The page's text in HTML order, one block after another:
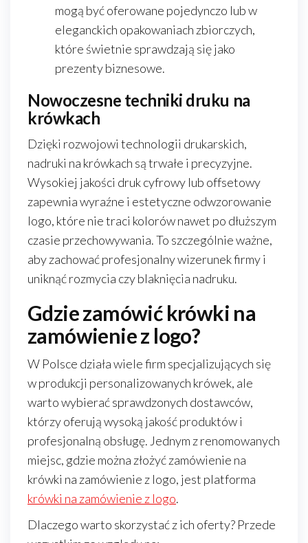
mogą być oferowane pojedynczo lub w
eleganckich opakowaniach zbiorczych,
które świetnie sprawdzają się jako
prezenty biznesowe.
Nowoczesne techniki druku na
krówkach
Dzięki rozwojowi technologii drukarskich,
nadruki na krówkach są trwałe i precyzyjne.
Wysokiej jakości druk cyfrowy lub offsetowy
zapewnia wyraźne i estetyczne odwzorowanie
logo, które nie traci kolorów nawet po dłuższym
czasie przechowywania. To szczególnie ważne,
aby zachować profesjonalny wizerunek firmy i
uniknąć rozmycia czy blaknięcia nadruku.
Gdzie zamówić krówki na
zamówienie z logo?
W Polsce działa wiele firm specjalizujących się
w produkcji personalizowanych krówek, ale
warto wybierać sprawdzonych dostawców,
którzy oferują wysoką jakość produktów i
profesjonalną obsługę. Jednym z renomowanych
miejsc, gdzie można złożyć zamówienie na
krówki na zamówienie z logo, jest platforma
krówki na zamówienie z logo.
Dlaczego warto skorzystać z ich oferty? Przede